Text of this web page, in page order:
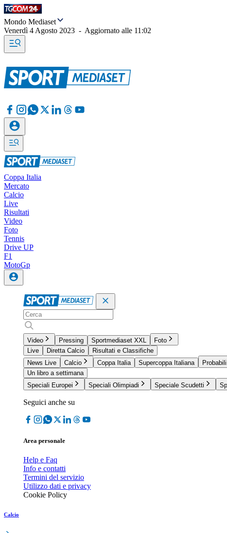
Mondo Mediaset
Venerdì 4 Agosto 2023 - Aggiornato alle 11:02
Coppa Italia
Mercato
Calcio
Live
Risultati
Video
Foto
Tennis
Drive UP
F1
MotoGp
Video Pressing Sportmediaset XXL
Foto
Live
Diretta Calcio
Risultati e Classifiche
News Live
Calcio Coppa Italia Supercoppa Italiana
Un libro a settimana
Speciali Europei
Speciali Olimpiadi Speciale Scudetti
Seguici anche su
Area personale
Help e Faq
Info e contatti
Termini del servizio
Utilizzo dati e privacy
Cookie Policy
Calcio